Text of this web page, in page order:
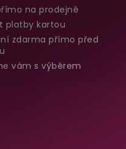
na prodejně
platby kartou
zdarma přímo před
vám s výběrem